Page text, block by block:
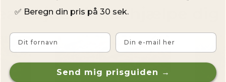
vi kan hjælpe dig
✅ Beregn din pris på 30 sek.
Fornavn Email
Send mig prisguiden →